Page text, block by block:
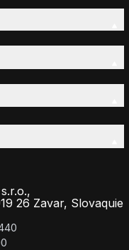
26 Zavar, Slovaquie